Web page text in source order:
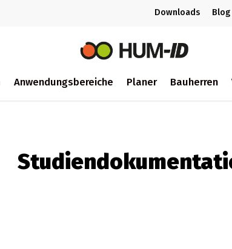
Downloads Blog
Anwendungsbereiche Planer Bauherren